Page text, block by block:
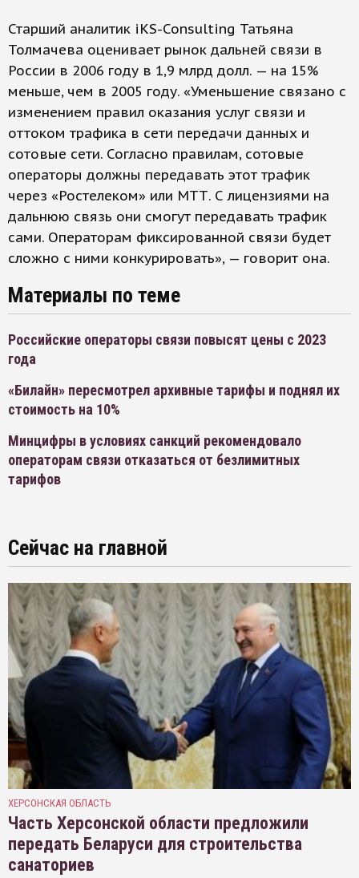
Старший аналитик iKS-Consulting Татьяна
Толмачева оценивает рынок дальней связи в
России в 2006 году в 1,9 млрд долл. — на 15%
меньше, чем в 2005 году. «Уменьшение связано с
изменением правил оказания услуг связи и
оттоком трафика в сети передачи данных и
сотовые сети. Согласно правилам, сотовые
операторы должны передавать этот трафик
через «Ростелеком» или МТТ. С лицензиями на
дальнюю связь они смогут передавать трафик
сами. Операторам фиксированной связи будет
сложно с ними конкурировать», — говорит она.
Материалы по теме
Российские операторы связи повысят цены с 2023
года
«Билайн» пересмотрел архивные тарифы и поднял их
стоимость на 10%
Минцифры в условиях санкций рекомендовало
операторам связи отказаться от безлимитных
тарифов
Сейчас на главной
ХЕРСОНСКАЯ ОБЛАСТЬ
Часть Херсонской области предложили
передать Беларуси для строительства
санаториев